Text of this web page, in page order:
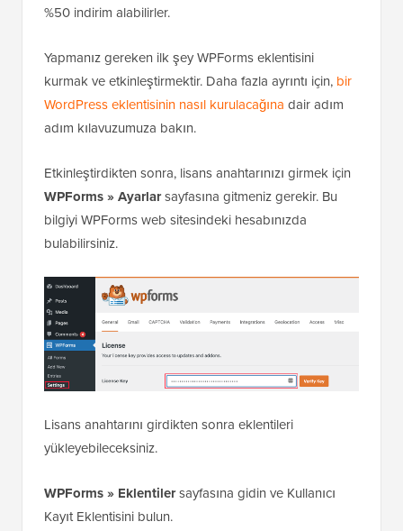
%50 indirim alabilirler.
Yapmanız gereken ilk şey WPForms eklentisini
kurmak ve etkinleştirmektir. Daha fazla ayrıntı için, bir
WordPress eklentisinin nasıl kurulacağına dair adım
adım kılavuzumuza bakın.
Etkinleştirdikten sonra, lisans anahtarınızı girmek için
WPForms » Ayarlarsayfasına gitmeniz gerekir. Bu
bilgiyi WPForms web sitesindeki hesabınızda
bulabilirsiniz.
Lisans anahtarını girdikten sonra eklentileri
yükleyebileceksiniz.
WPForms » Eklentilersayfasına gidin ve Kullanıcı
Kayıt Eklentisini bulun.